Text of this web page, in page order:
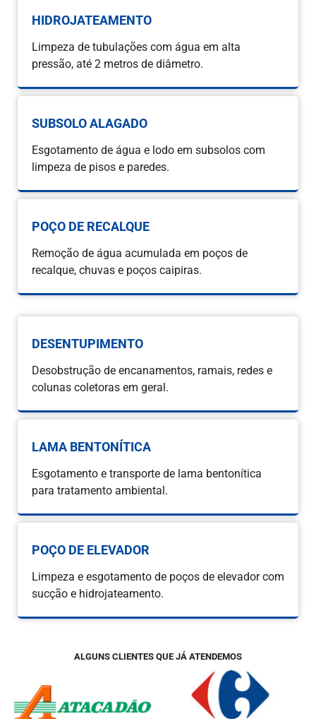
HIDROJATEAMENTO
Limpeza de tubulações com água em alta
pressão, até 2 metros de diâmetro.
SUBSOLO ALAGADO
Esgotamento de água e lodo em subsolos com
limpeza de pisos e paredes.
POÇO DE RECALQUE
Remoção de água acumulada em poços de
recalque, chuvas e poços caipiras.
DESENTUPIMENTO
Desobstrução de encanamentos, ramais, redes e
colunas coletoras em geral.
LAMA BENTONÍTICA
Esgotamento e transporte de lama bentonítica
para tratamento ambiental.
POÇO DE ELEVADOR
Limpeza e esgotamento de poços de elevador com
sucção e hidrojateamento.
ALGUNS CLIENTES QUE JÁ ATENDEMOS